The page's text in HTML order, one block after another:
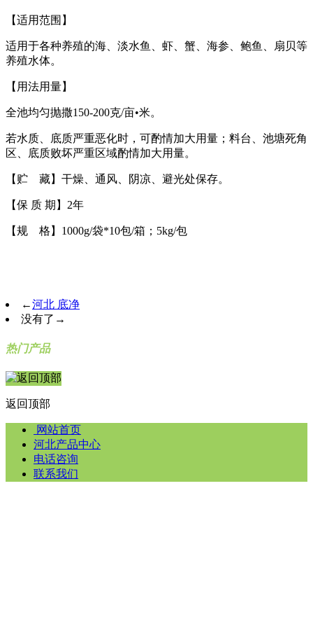
【适用范围】
适用于各种养殖的海、淡水鱼、虾、蟹、海参、鲍鱼、扇贝等
养殖水体。
【用法用量】
全池均匀抛撒150-200克/亩•米。
若水质、底质严重恶化时，可酌情加大用量；料台、池塘死角
区、底质败坏严重区域酌情加大用量。
【贮 藏】干燥、通风、阴凉、避光处保存。
【保 质 期】2年
【规 格】1000g/袋*10包/箱；5kg/包
←河北 底净
没有了 →
热门产品
返回顶部
网站首页
河北产品中心
电话咨询
联系我们